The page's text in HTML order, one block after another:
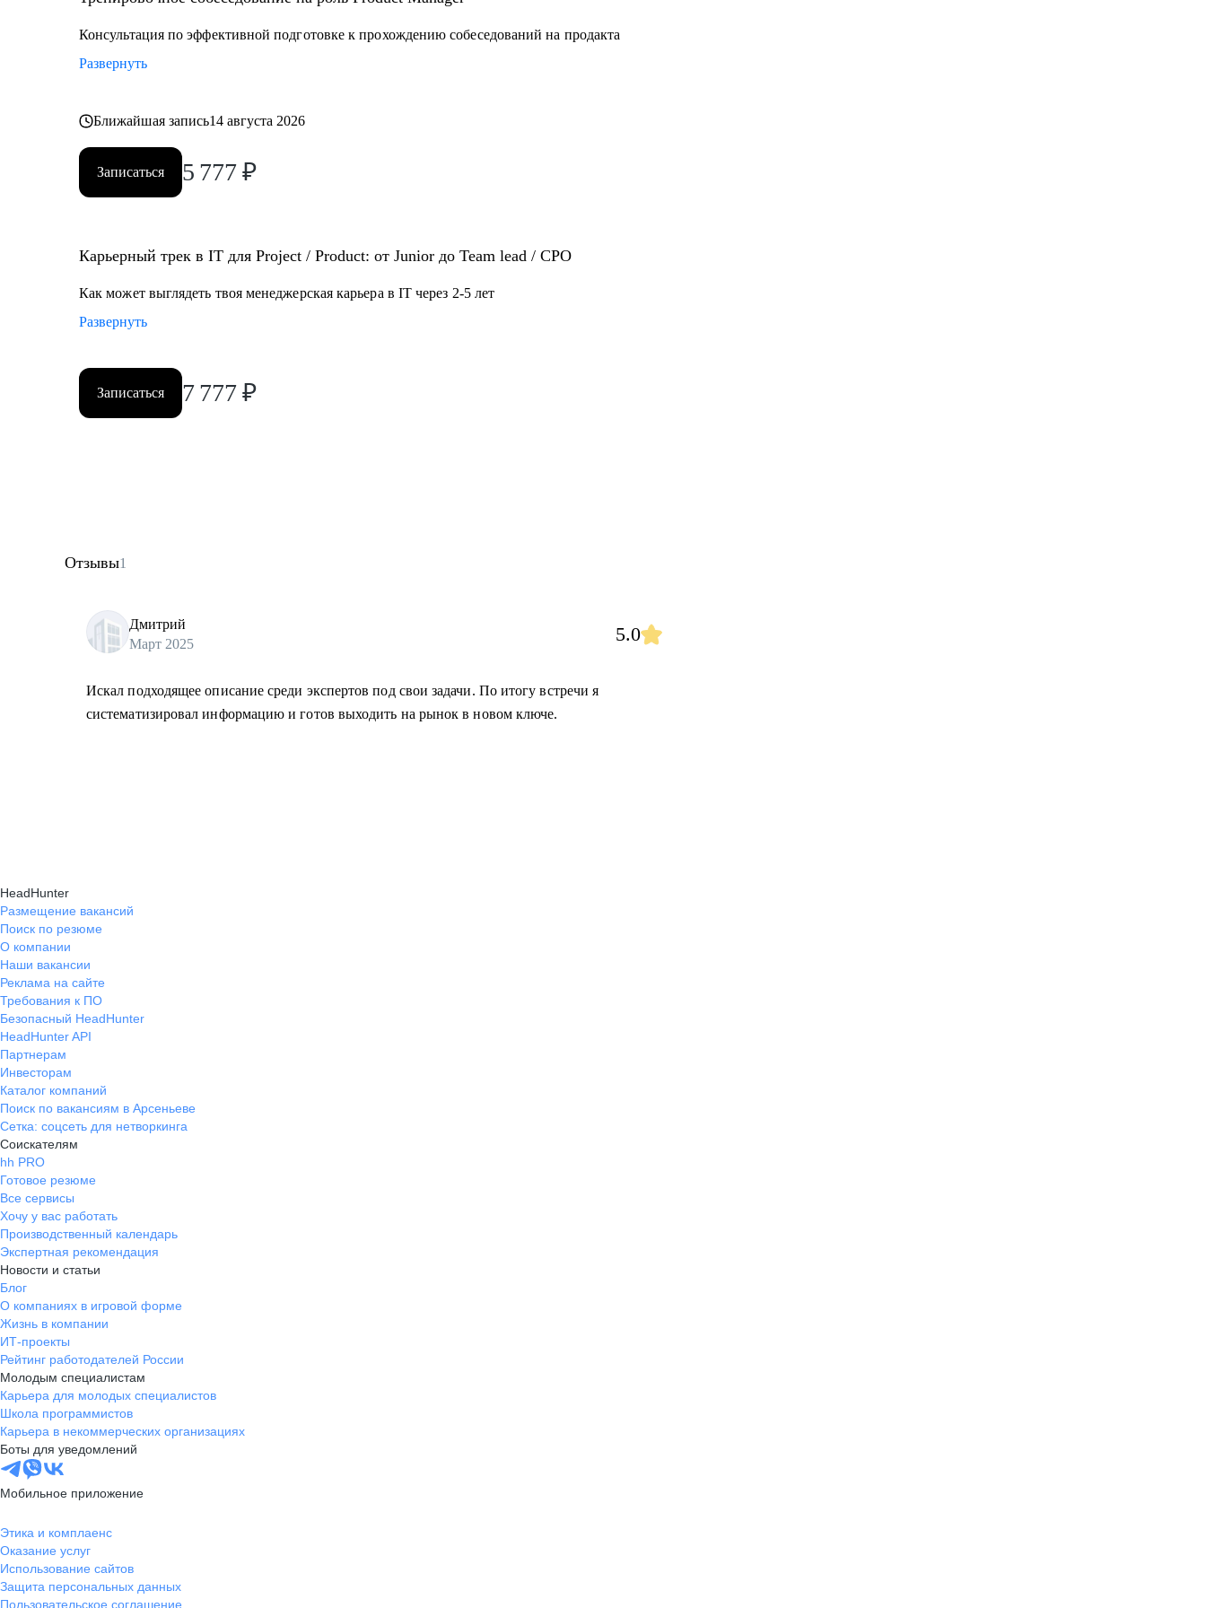
• Разобраться что делать в непонятной проектной / конфликтной ситуации
• Junior и Middle проджектам, продактам и продакт оунерам - советами по карьере, процессам и
• Руководителям разных уровней, тимлидам, C-suit - как собирать, мотивировать, управлять
распределенной командой
Консультация по эффективной подготовке к прохождению собеседований на продакта
Развернуть
Ближайшая запись14 августа 2026
Записаться 5 777 ₽
Карьерный трек в IT для Project / Product: от Junior до Team lead / CPO
Как может выглядеть твоя менеджерская карьера в IT через 2-5 лет
Развернуть
Записаться 7 777 ₽
Отзывы1
Дмитрий
Март 2025
5.0
Искал подходящее описание среди экспертов под свои задачи. По итогу встречи я
систематизировал информацию и готов выходить на рынок в новом ключе.
HeadHunter
Размещение вакансий
Поиск по резюме
О компании
Наши вакансии
Реклама на сайте
Требования к ПО
Безопасный HeadHunter
HeadHunter API
Партнерам
Инвесторам
Каталог компаний
Поиск по вакансиям в Арсеньеве
Сетка: соцсеть для нетворкинга
Соискателям
hh PRO
Готовое резюме
Все сервисы
Хочу у вас работать
Производственный календарь
Экспертная рекомендация
Новости и статьи
Блог
О компаниях в игровой форме
Жизнь в компании
ИТ-проекты
Рейтинг работодателей России
Молодым специалистам
Карьера для молодых специалистов
Школа программистов
Карьера в некоммерческих организациях
Боты для уведомлений
Мобильное приложение
Этика и комплаенс
Оказание услуг
Использование сайтов
Защита персональных данных
Пользовательское соглашение